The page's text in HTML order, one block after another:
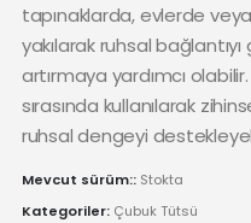
tapınaklarda, evlerde
yakılarak ruhsal
artırmaya yardımcı
sırasında kullanılarak
ruhsal dengeyi
Mevcut sürüm:: Stokta
Kategoriler: Çubuk Tütsü